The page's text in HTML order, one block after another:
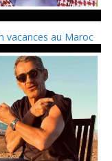
vacances au Maroc